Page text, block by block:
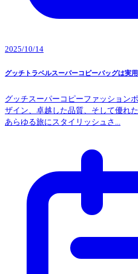
2025/10/14
グッチトラベルスーパーコピーバッグは実
グッチスーパーコピーファッション
ザイン、卓越した品質、そして優れ
あらゆる旅にスタイリッシュさ...